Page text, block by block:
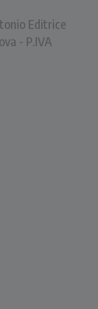
Editrice
- P.IVA